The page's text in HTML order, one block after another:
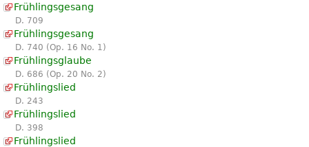
Frühlingsgesang
D. 709
Frühlingsgesang
D. 740 (Op. 16 No. 1)
Frühlingsglaube
D. 686 (Op. 20 No. 2)
Frühlingslied
D. 243
Frühlingslied
D. 398
Frühlingslied